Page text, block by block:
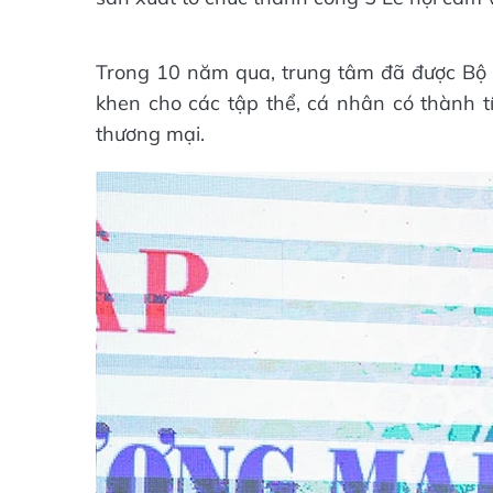
Trong 10 năm qua, trung tâm đã được
khen cho các tập thể, cá nhân có thành
thương mại.